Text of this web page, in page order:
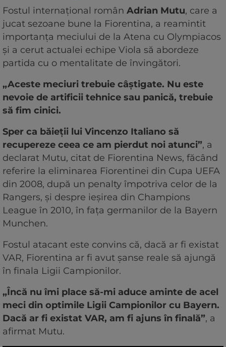
Fostul internațional român Adrian Mutu, care a
jucat sezoane bune la Fiorentina, a reamintit
importanța meciului de la Atena cu Olympiacos
și a cerut actualei echipe Viola să abordeze
partida cu o mentalitate de învingători.
„Aceste meciuri trebuie câștigate. Nu este
nevoie de artificii tehnice sau panică, trebuie
să fim cinici.
Sper ca băieții lui Vincenzo Italiano să
recupereze ceea ce am pierdut noi atunci”, a
declarat Mutu, citat de Fiorentina News, făcând
referire la eliminarea Fiorentinei din Cupa UEFA
din 2008, după un penalty împotriva celor de la
Rangers, și despre ieșirea din Champions
League în 2010, în fața germanilor de la Bayern
Munchen.
Fostul atacant este convins că, dacă ar fi existat
VAR, Fiorentina ar fi avut șanse reale să ajungă
în finala Ligii Campionilor.
„Încă nu îmi place să-mi aduce aminte de acel
meci din optimile Ligii Campionilor cu Bayern.
Dacă ar fi existat VAR, am fi ajuns în finală”, a
afirmat Mutu.